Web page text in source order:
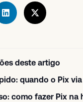
deste artigo
quando o Pix
como fazer Pix